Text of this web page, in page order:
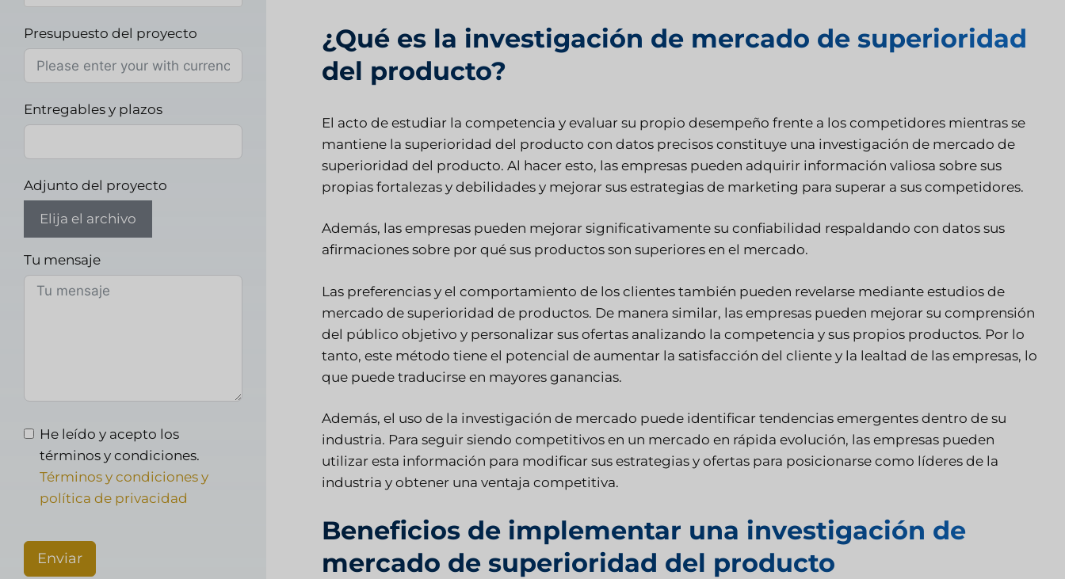
¿Qué es la investigación de mercado de superioridad
del producto?
El acto de estudiar la competencia y evaluar su propio desempeño frente a los competidores mientras se
mantiene la superioridad del producto con datos precisos constituye una investigación de mercado de
superioridad del producto. Al hacer esto, las empresas pueden adquirir información valiosa sobre sus
propias fortalezas y debilidades y mejorar sus estrategias de marketing para superar a sus competidores.
Además, las empresas pueden mejorar significativamente su confiabilidad respaldando con datos sus
afirmaciones sobre por qué sus productos son superiores en el mercado.
Las preferencias y el comportamiento de los clientes también pueden revelarse mediante estudios de
mercado de superioridad de productos. De manera similar, las empresas pueden mejorar su comprensión
del público objetivo y personalizar sus ofertas analizando la competencia y sus propios productos. Por lo
tanto, este método tiene el potencial de aumentar la satisfacción del cliente y la lealtad de las empresas, lo
que puede traducirse en mayores ganancias.
Además, el uso de la investigación de mercado puede identificar tendencias emergentes dentro de su
industria. Para seguir siendo competitivos en un mercado en rápida evolución, las empresas pueden
utilizar esta información para modificar sus estrategias y ofertas para posicionarse como líderes de la
industria y obtener una ventaja competitiva.
Beneficios de implementar una investigación de
mercado de superioridad del producto
Presupuesto del proyecto
Entregables y plazos
Adjunto del proyecto
Elija el archivo
Tu mensaje
He leído y acepto los
términos y condiciones.
Términos y condiciones y
política de privacidad
Enviar